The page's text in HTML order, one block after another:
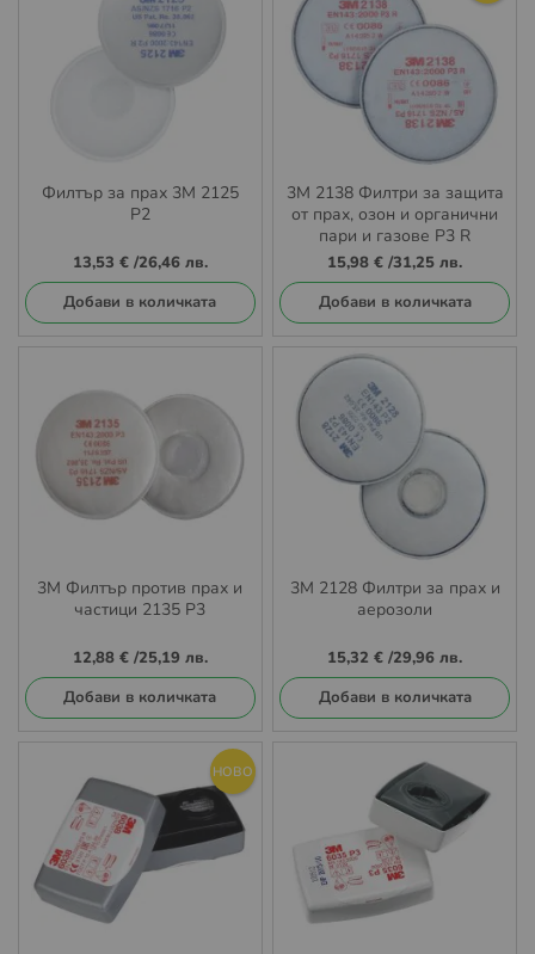
Филтър за прах 3М 2125
P2
13,53 €/26,46 лв.
Добави в количката
3М 2138 Филтри за защита
от прах, озон и органични
пари и газове P3 R
15,98 € /31,25 лв.
Добави в количката
3М Филтър против прах и
частици 2135 P3
12,88 €/25,19 лв.
Добави в количката
3М 2128 Филтри за прах и
аерозоли
15,32 € /29,96 лв.
Добави в количката
НОВО